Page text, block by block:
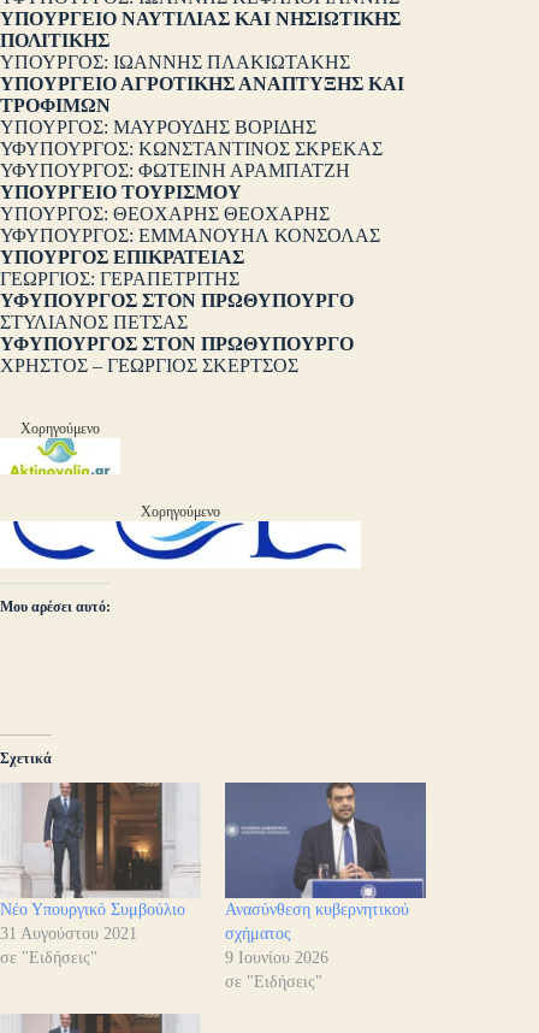
ΥΠΟΥΡΓΕΙΟ ΝΑΥΤΙΛΙΑΣ ΚΑΙ ΝΗΣΙΩΤΙΚΗΣ
ΠΟΛΙΤΙΚΗΣ
ΥΠΟΥΡΓΟΣ: ΙΩΑΝΝΗΣ ΠΛΑΚΙΩΤΑΚΗΣ
ΥΠΟΥΡΓΕΙΟ ΑΓΡΟΤΙΚΗΣ ΑΝΑΠΤΥΞΗΣ ΚΑΙ
ΤΡΟΦΙΜΩΝ
ΥΠΟΥΡΓΟΣ: ΜΑΥΡΟΥΔΗΣ ΒΟΡΙΔΗΣ
ΥΦΥΠΟΥΡΓΟΣ: ΚΩΝΣΤΑΝΤΙΝΟΣ ΣΚΡΕΚΑΣ
ΥΦΥΠΟΥΡΓΟΣ: ΦΩΤΕΙΝΗ ΑΡΑΜΠΑΤΖΗ
ΥΠΟΥΡΓΕΙΟ ΤΟΥΡΙΣΜΟΥ
ΥΠΟΥΡΓΟΣ: ΘΕΟΧΑΡΗΣ ΘΕΟΧΑΡΗΣ
ΥΦΥΠΟΥΡΓΟΣ: ΕΜΜΑΝΟΥΗΛ ΚΟΝΣΟΛΑΣ
ΥΠΟΥΡΓΟΣ ΕΠΙΚΡΑΤΕΙΑΣ
ΓΕΩΡΓΙΟΣ: ΓΕΡΑΠΕΤΡΙΤΗΣ
ΥΦΥΠΟΥΡΓΟΣ ΣΤΟΝ ΠΡΩΘΥΠΟΥΡΓΟ
ΣΤΥΛΙΑΝΟΣ ΠΕΤΣΑΣ
ΥΦΥΠΟΥΡΓΟΣ ΣΤΟΝ ΠΡΩΘΥΠΟΥΡΓΟ
ΧΡΗΣΤΟΣ – ΓΕΩΡΓΙΟΣ ΣΚΕΡΤΣΟΣ
Χορηγούμενο
Χορηγούμενο
Μου αρέσει αυτό:
Σχετικά
Νέο Υπουργικό Συμβούλιο
31 Αυγούστου 2021
σε "Ειδήσεις"
Ανασύνθεση κυβερνητικού
σχήματος
9 Ιουνίου 2026
σε "Ειδήσεις"